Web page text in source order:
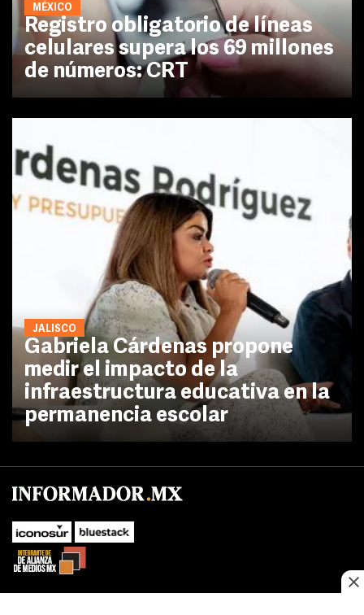
MÉXICO
Registro obligatorio de líneas
celulares supera los 69 millones
de números: CRT
JALISCO
Gabriela Cárdenas propone
medir el impacto de la
infraestructura educativa en la
permanencia escolar